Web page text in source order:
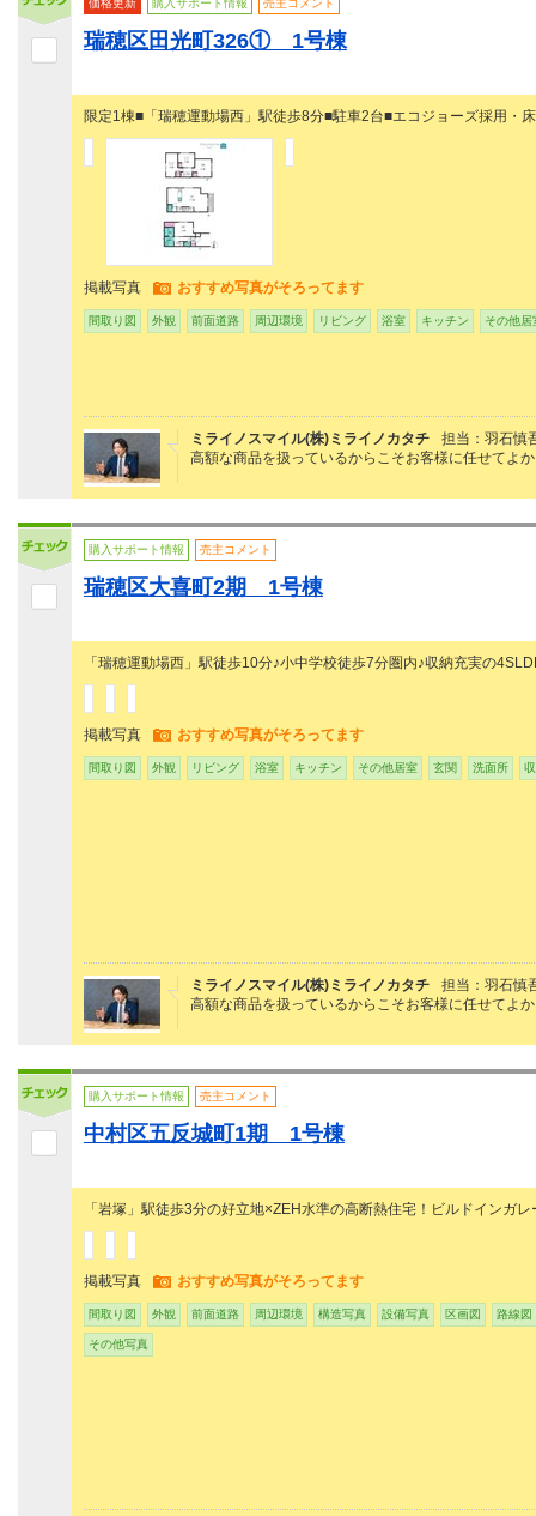
価格更新 購入サポート情報 売主コメント
瑞穂区田光町326① 1号棟
限定1棟■「瑞穂運動場西」駅徒歩8分■駐車2台■エコジョーズ採用・
掲載写真 おすすめ写真がそろってます
間取り図 外観 前面道路 周辺環境 リビング 浴室 キッチン その他居
ミライノスマイル(株)ミライノカタチ
担当：羽石慎
高額な商品を扱っているからこそお客様に任せてよ
購入サポート情報 売主コメント
瑞穂区大喜町2期 1号棟
「瑞穂運動場西」駅徒歩10分♪小中学校徒歩7分圏内♪収納充実の
掲載写真 おすすめ写真がそろってます
間取り図 外観 リビング 浴室 キッチン その他居室 玄関 洗面所
ミライノスマイル(株)ミライノカタチ
担当：羽石慎
高額な商品を扱っているからこそお客様に任せてよ
購入サポート情報 売主コメント
中村区五反城町1期 1号棟
「岩塚」駅徒歩3分の好立地×ZEH水準の高断熱住宅！ビルドインガレ
掲載写真 おすすめ写真がそろってます
間取り図 外観 前面道路 周辺環境 構造写真 設備写真 区画図 路線図
その他写真